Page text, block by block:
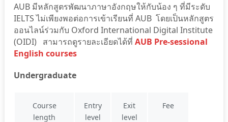
AUB มีหลักสูตรพัฒนาภาษาอังกฤษให้กับน้อง ๆ ที่มีระดับ
IELTS ไม่เพียงพอต่อการเข้าเรียนที่ AUB โดยเป็นหลักสูตร
ออนไลน์ร่วมกับ Oxford International Digital Institute
(OIDI) สามารถดูรายละเอียดได้ที่ AUB Pre-sessional
English courses
Undergraduate
Course
length
Entry
level
Exit
level
Fee